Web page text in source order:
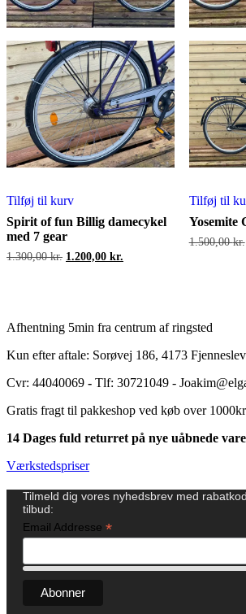
Tilføj til kurv
Spirit of fun Billig damecykel
med 7 gear
1.300,00kr. Den
1.200,00 kr.
Tilføj til
Yosemite
1.500,00kr.
Afhentning 5min fra centrum af ringsted
Kun efter aftale: Sorøvej 186, 4173 Fjenneslev
Cvr: 44040069 - Tlf: 30721049 -
Gratis fragt til pakkeshop ved køb over
14 Dages fuld returret på nye uåbnede
Værkstedspriser
Tilmeld dig vores nyhedsbrev med
tilbud:
Email Addresse *